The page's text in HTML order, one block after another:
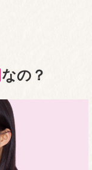
なの？